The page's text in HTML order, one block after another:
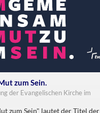
zum Sein.
der Evangelischen Kirche im
zum Sein" lautet der Titel der